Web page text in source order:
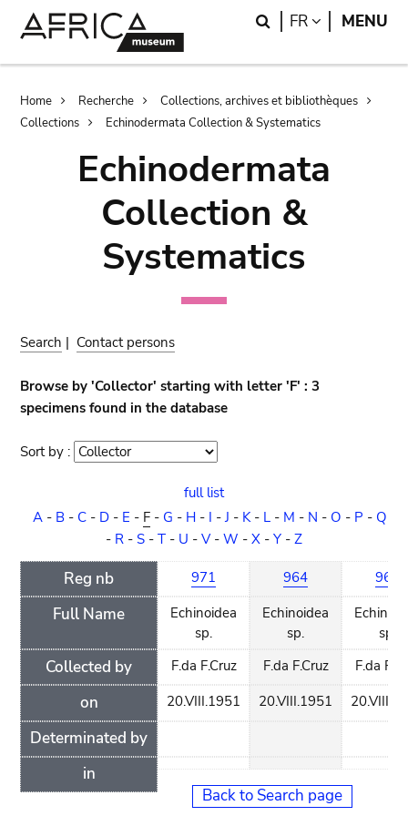
Search
FR LANGUAGE
MENU
Breadcrumb
Home Recherche
Collections, archives et bibliothèques
Collections
Echinodermata Collection & Systematics
Echinodermata
Collection &
Systematics
Search | Contact persons
Browse by 'Collector' starting with letter 'F' : 3
specimens found in the database
Sort by : Sort
full list
A- B- C- D- E - F- G - H- I -J - K- L- M - N - O - P - Q
- R - S - T - U - V- W - X - Y - Z
Reg nb
Full Name
Collected by
on
Determinated by
in
971
Echinoidea
sp.
F.da F.Cruz
20.VIII.1951
964
Echinoidea
sp.
F.da F.Cruz
20.VIII.1951
963
sp.
F.da
Back to Search page